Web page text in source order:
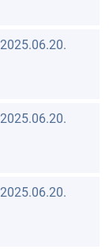
2025.06.20.
2025.06.20.
2025.06.20.